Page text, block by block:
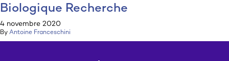
Biologique Recherche
4 novembre 2020
By Antoine Franceschini